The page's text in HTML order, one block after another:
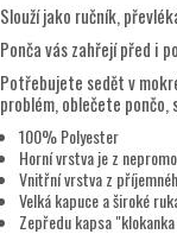
Slouží jako ručník,
Ponča vás zahřejí před i
Potřebujete sedět v
problém, oblečete
100% Polyester
Horní vrstva je z
Vnitřní vrstva z
Velká kapuce a široké
Zepředu kapsa "klokanka